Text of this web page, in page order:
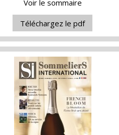
Voir le sommaire
Téléchargez le pdf